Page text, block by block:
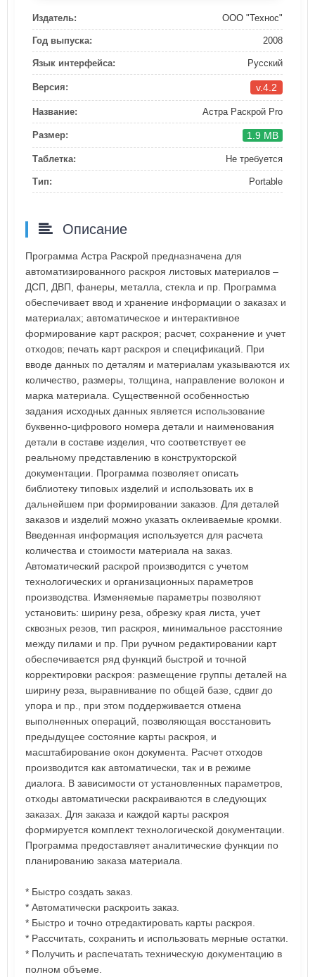
Издатель: ООО "Технос"
Год выпуска: 2008
Язык интерфейса: Русский
Версия: v.4.2
Название: Астра Раскрой Pro
Размер: 1.9 MB
Таблетка: Не требуется
Тип: Portable
Описание
Программа Астра Раскрой предназначена для
автоматизированного раскроя листовых материалов –
ДСП, ДВП, фанеры, металла, стекла и пр. Программа
обеспечивает ввод и хранение информации о заказах и
материалах; автоматическое и интерактивное
формирование карт раскроя; расчет, сохранение и учет
отходов; печать карт раскроя и спецификаций. При
вводе данных по деталям и материалам указываются их
количество, размеры, толщина, направление волокон и
марка материала. Существенной особенностью
задания исходных данных является использование
буквенно-цифрового номера детали и наименования
детали в составе изделия, что соответствует ее
реальному представлению в конструкторской
документации. Программа позволяет описать
библиотеку типовых изделий и использовать их в
дальнейшем при формировании заказов. Для деталей
заказов и изделий можно указать оклеиваемые кромки.
Введенная информация используется для расчета
количества и стоимости материала на заказ.
Автоматический раскрой производится с учетом
технологических и организационных параметров
производства. Изменяемые параметры позволяют
установить: ширину реза, обрезку края листа, учет
сквозных резов, тип раскроя, минимальное расстояние
между пилами и пр. При ручном редактировании карт
обеспечивается ряд функций быстрой и точной
корректировки раскроя: размещение группы деталей на
ширину реза, выравнивание по общей базе, сдвиг до
упора и пр., при этом поддерживается отмена
выполненных операций, позволяющая восстановить
предыдущее состояние карты раскроя, и
масштабирование окон документа. Расчет отходов
производится как автоматически, так и в режиме
диалога. В зависимости от установленных параметров,
отходы автоматически раскраиваются в следующих
заказах. Для заказа и каждой карты раскроя
формируется комплект технологической документации.
Программа предоставляет аналитические функции по
планированию заказа материала.
* Быстро создать заказ.
* Автоматически раскроить заказ.
* Быстро и точно отредактировать карты раскроя.
* Рассчитать, сохранить и использовать мерные остатки.
* Получить и распечатать техническую документацию в
полном объеме.